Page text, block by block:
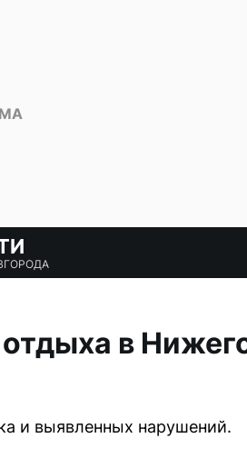
в
и выявленных нарушений.